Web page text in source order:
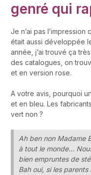
genré qui
Je n’ai pas
était aussi développée
année, j’ai trouvé ça
des catalogues, on
et en version rose.
A votre avis, pourquoi
et en bleu. Les
vert non ?
Ah ben non Madame
à tout le monde…
bien empruntes de
Bah oui, si les